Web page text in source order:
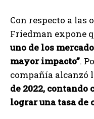
Con respecto a las
Friedman expone
uno de los
mayor impacto”.
compañía alcanzó
de 2022, contando
lograr una tasa de